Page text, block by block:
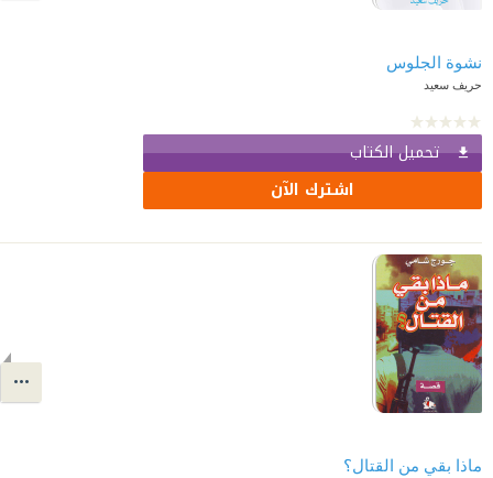
نشوة الجلوس
حريف سعيد
تحميل الكتاب
اشترك الآن
ماذا بقي من القتال؟